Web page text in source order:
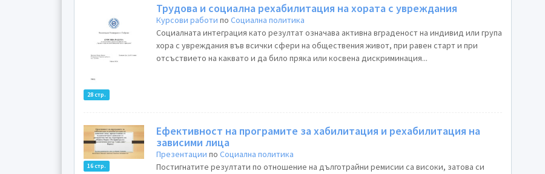
28 стр.
Трудова и социална рехабилитация на хората с увреждания
Курсови работи поСоциална политика
Социалната интеграция като резултат означава активна вграденост на индивид или група
хора с увреждания във всички сфери на обществения живот, при равен старт и при
отсъствието на каквато и да било пряка или косвена дискриминация...
16 стр.
Ефективност на програмите за хабилитация и рехабилитация на
зависими лица
Презентации поСоциална политика
Постигнатите резултати по отношение на дълготрайни ремисии са високи, затова си